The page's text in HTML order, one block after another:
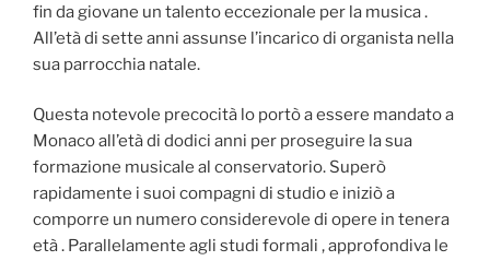
fin da giovane un talento eccezionale per la musica .
All’età di sette anni assunse l’incarico di organista nella
sua parrocchia natale.
Questa notevole precocità lo portò a essere mandato a
Monaco all’età di dodici anni per proseguire la sua
formazione musicale al conservatorio. Superò
rapidamente i suoi compagni di studio e iniziò a
comporre un numero considerevole di opere in tenera
età . Parallelamente agli studi formali , approfondiva le